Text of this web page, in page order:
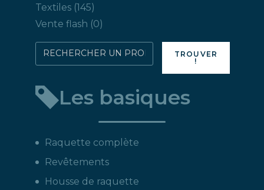
Textiles 145145
produits
Vente flash 00
Rechercher
directement
produit
:
TROUVER
!
Les basiques
Raquette complète
Revêtements
Housse de raquette